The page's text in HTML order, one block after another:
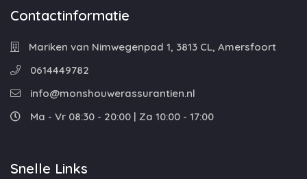
Contactinformatie
Mariken van Nimwegenpad 1, 3813 CL, Amersfoort
0614449782
info@monshouwerassurantien.nl
Ma - Vr 08:30 - 20:00 | Za 10:00 - 17:00
Snelle Links